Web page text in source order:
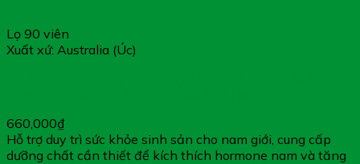
Lọ 90 viên
Xuất xứ: Australia (Úc)
660,000₫
Hỗ trợ duy trì sức khỏe sinh sản cho nam giới, cung cấp
dưỡng chất cần thiết để kích thích hormone nam và tăng